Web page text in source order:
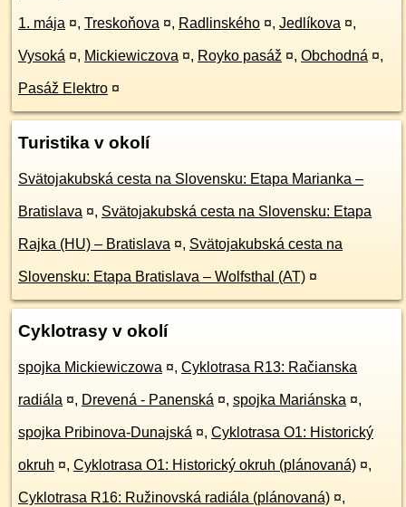
1. mája ¤, Treskoňova ¤, Radlinského ¤, Jedlíkova ¤,
Vysoká ¤, Mickiewiczova ¤, Royko pasáž ¤, Obchodná ¤,
Pasáž Elektro ¤
Turistika v okolí
Svätojakubská cesta na Slovensku: Etapa Marianka –
Bratislava ¤, Svätojakubská cesta na Slovensku: Etapa
Rajka (HU) – Bratislava ¤, Svätojakubská cesta na
Slovensku: Etapa Bratislava – Wolfsthal (AT) ¤
Cyklotrasy v okolí
spojka Mickiewiczowa ¤, Cyklotrasa R13: Račianska
radiála ¤, Drevená - Panenská ¤, spojka Mariánska ¤,
spojka Pribinova-Dunajská ¤, Cyklotrasa O1: Historický
okruh ¤, Cyklotrasa O1: Historický okruh (plánovaná) ¤,
Cyklotrasa R16: Ružinovská radiála (plánovaná) ¤,